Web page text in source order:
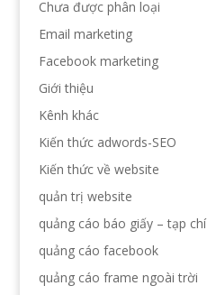
Chưa được phân loại
Email marketing
Facebook marketing
Giới thiệu
Kênh khác
Kiến thức adwords-SEO
Kiến thức về website
quản trị website
quảng cáo báo giấy – tạp chí
quảng cáo facebook
quảng cáo frame ngoài trời